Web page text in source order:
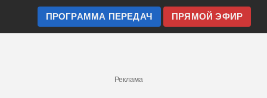
ПРЯМОЙ ЭФИР
ПРОГРАММА ПЕРЕДАЧ
Реклама